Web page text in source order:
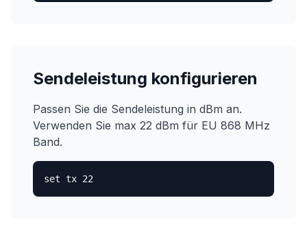
Sendeleistung konfigurieren
Passen Sie die Sendeleistung in dBm an.
Verwenden Sie max 22 dBm für EU 868 MHz
Band.
set tx 22